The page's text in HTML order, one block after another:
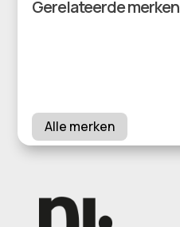
Gerelateerde merken
Alle merken